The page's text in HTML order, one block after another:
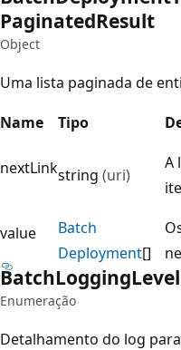
PaginatedResult
Object
Uma lista paginada de
Name
Tipo
nextLinkstring (uri)
A
value
Batch
Deployment[]
BatchLoggingLevel
Enumeração
Detalhamento do log